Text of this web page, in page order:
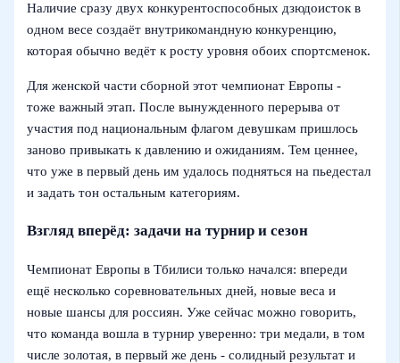
Наличие сразу двух конкурентоспособных дзюдоисток в
одном весе создаёт внутрикомандную конкуренцию,
которая обычно ведёт к росту уровня обоих спортсменок.
Для женской части сборной этот чемпионат Европы -
тоже важный этап. После вынужденного перерыва от
участия под национальным флагом девушкам пришлось
заново привыкать к давлению и ожиданиям. Тем ценнее,
что уже в первый день им удалось подняться на пьедестал
и задать тон остальным категориям.
Взгляд вперёд: задачи на турнир и сезон
Чемпионат Европы в Тбилиси только начался: впереди
ещё несколько соревновательных дней, новые веса и
новые шансы для россиян. Уже сейчас можно говорить,
что команда вошла в турнир уверенно: три медали, в том
числе золотая, в первый же день - солидный результат и